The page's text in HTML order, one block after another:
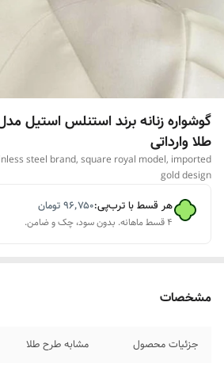
گوشواره زنانه برند استنلس استیل
طلا وارداتی
steel brand, square royal model, imported
gold design
هر قسط با ترب‌پی:۹۶٬۷۵۰تومان
۴ قسط ماهانه. بدون سود، چک و ضامن.
مشخصات
جزئیات محصول مشابه طرح طلا